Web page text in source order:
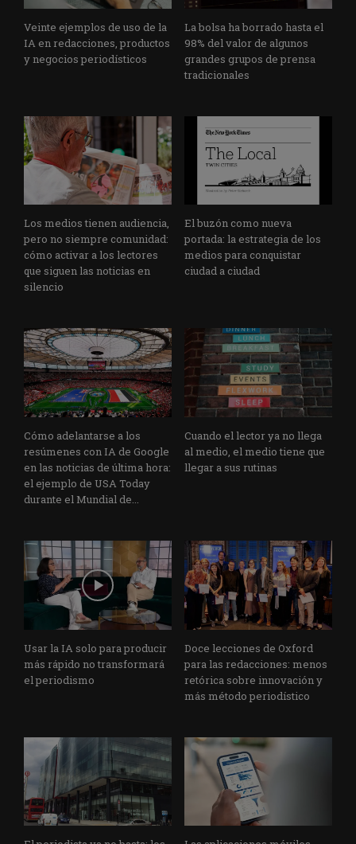
Veinte ejemplos de uso de la
IA en redacciones, productos
y negocios periodísticos
La bolsa ha borrado hasta el
98% del valor de algunos
grandes grupos de prensa
tradicionales
Los medios tienen audiencia,
pero no siempre comunidad:
cómo activar a los lectores
que siguen las noticias en
silencio
El buzón como nueva
portada: la estrategia de los
medios para conquistar
ciudad a ciudad
Cómo adelantarse a los
resúmenes con IA de Google
en las noticias de última hora:
el ejemplo de USA Today
durante el Mundial de...
Cuando el lector ya no llega
al medio, el medio tiene que
llegar a sus rutinas
Usar la IA solo para producir
más rápido no transformará
el periodismo
Doce lecciones de Oxford
para las redacciones: menos
retórica sobre innovación y
más método periodístico